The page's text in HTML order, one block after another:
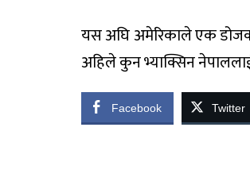
यस अघि अमेरिकाले एक
अहिले कुन भ्याक्सिन
Facebook Twitter